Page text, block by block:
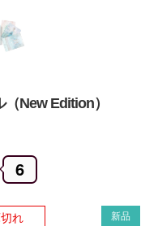
New Edition）
6
新品
れ